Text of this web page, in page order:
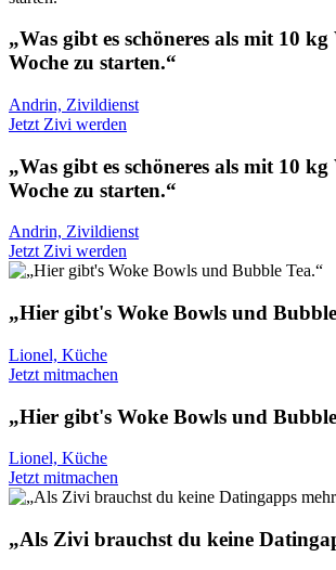
„Was gibt es schöneres als mit 10
Woche zu starten.“
Andrin, Zivildienst
Jetzt Zivi werden
„Was gibt es schöneres als mit 10
Woche zu starten.“
Andrin, Zivildienst
Jetzt Zivi werden
„Hier gibt's Woke Bowls und
Lionel, Küche
Jetzt mitmachen
„Hier gibt's Woke Bowls und
Lionel, Küche
Jetzt mitmachen
„Als Zivi brauchst du keine